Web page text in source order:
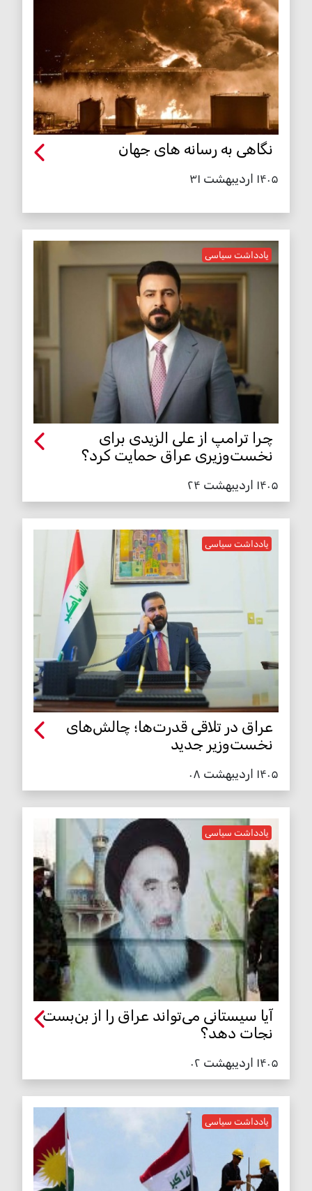
نگاهی به رسانه های جهان
۱۴۰۵ اردیبهشت ۳۱
یادداشت سیاسی
چرا ترامپ از علی الزیدی برای
نخست‌وزیری عراق حمایت کرد؟
۱۴۰۵ اردیبهشت ۲۴
یادداشت سیاسی
عراق در تلاقی قدرت‌ها؛ چالش‌های
نخست‌وزیر جدید
۱۴۰۵ اردیبهشت ۰۸
یادداشت سیاسی
آیا سیستانی می‌تواند عراق را از بن‌بست
نجات دهد؟
۱۴۰۵ اردیبهشت ۰۲
یادداشت سیاسی